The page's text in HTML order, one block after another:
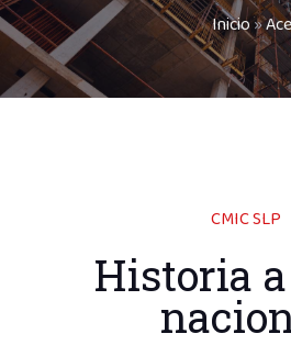
Inicio»
CMIC SLP
Historia